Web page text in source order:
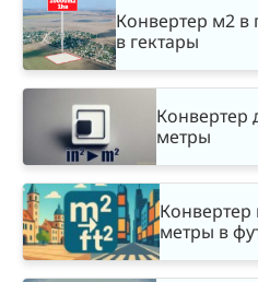
Конвертер м2 в
в гектары
Конвертер
метры
Конвертер
метры в